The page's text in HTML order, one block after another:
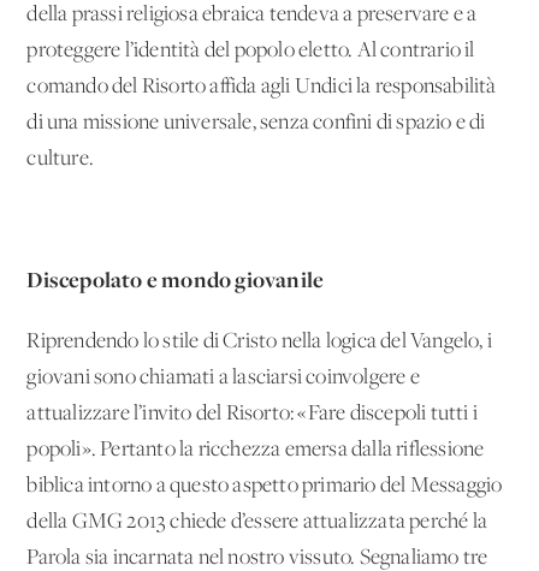
della prassi religiosa ebraica tendeva a preservare e a
proteggere l’identità del popolo eletto. Al contrario il
comando del Risorto affida agli Undici la responsabilità
di una missione universale, senza confini di spazio e di
culture.
Discepolato e mondo giovanile
Riprendendo lo stile di Cristo nella logica del Vangelo, i
giovani sono chiamati a lasciarsi coinvolgere e
attualizzare l’invito del Risorto: «Fare discepoli tutti i
popoli». Pertanto la ricchezza emersa dalla riflessione
biblica intorno a questo aspetto primario del Messaggio
della GMG 2013 chiede d’essere attualizzata perché la
Parola sia incarnata nel nostro vissuto. Segnaliamo tre